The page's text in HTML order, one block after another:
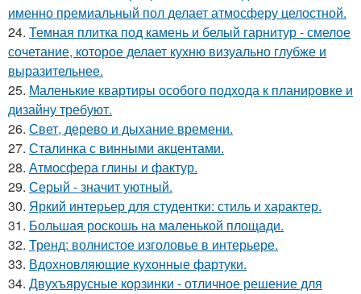
именно премиальный пол делает атмосферу целостной.
24. Темная плитка под камень и белый гарнитур - смелое
сочетание, которое делает кухню визуально глубже и
выразительнее.
25. Маленькие квартиры особого подхода к планировке и
дизайну требуют.
26. Свет, дерево и дыхание времени.
27. Сталинка с винными акцентами.
28. Атмосфера глины и фактур.
29. Серый - значит уютный.
30. Яркий интерьер для студентки: стиль и характер.
31. Большая роскошь на маленькой площади.
32. Тренд: волнистое изголовье в интерьере.
33. Вдохновляющие кухонные фартуки.
34. Двухъярусные корзинки - отличное решение для